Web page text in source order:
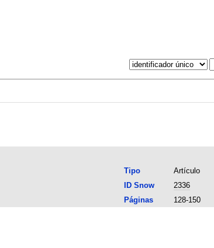
Tipo
Artículo
ID Snow
2336
Páginas
128-150